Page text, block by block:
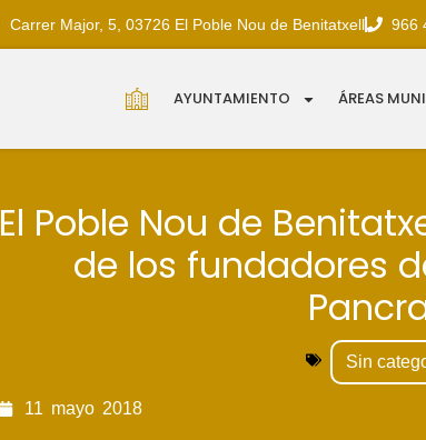
Carrer Major, 5, 03726 El Poble Nou de Benitatxell 966
AYUNTAMIENTO ÁREAS
El Poble Nou de
de los fundadores
Sin
11 mayo 2018